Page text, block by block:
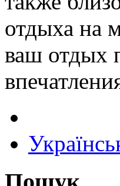
отдыха на
ваш отдых